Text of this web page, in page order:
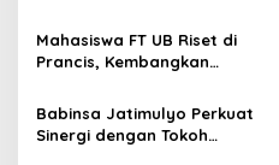
g
a
t
i
Posyandu sebagai Garda
Terdepan Layanan
Kesehatan
Mahasiswa FT UB Riset di
Prancis, Kembangkan
Tangguh Hadapi
Perubahan Iklim di Papua
Babinsa Jatimulyo Perkuat
Sinergi dengan Tokoh